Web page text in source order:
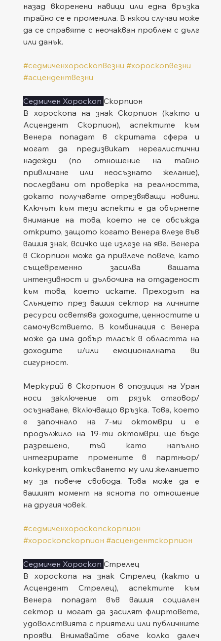
назад вкоренени навици или една връзка
трайно се е променила. В някои случаи може
да се справяте с неочакван проблем с дълг
или данък.
#седмиченхороскопвезни #хороскопвезни
#асцендентвезни
Седмичен Хороскоп Скорпион
В хороскопа на знак Скорпион (както и
Асцендент Скорпион), аспектите към
Венера попадат в скритата сфера и
могат да предизвикат нереалистични
надежди (по отношение на тайно
привличане или неосъзнато желание),
последвани от проверка на реалността,
докато получавате отрезвяващи новини.
Ключът към тези аспекти е да обърнете
внимание на това, което не се обсъжда
открито, защото когато Венера влезе във
вашия знак, всичко ще излезе на яве. Венера
в Скорпион може да привлече повече, като
същевременно засилва вашата
интензивност и дълбочина на отдаденост
към това, което искате. Преходът на
Слънцето през вашия сектор на личните
ресурси осветява доходите, ценностите и
самочувствието. В комбинация с Венера
може да има добър тласък в областта на
доходите и/или емоционалната ви
сигурност.
Меркурий в Скорпион в опозиция на Уран
носи заключение от рязък отговор/
осъзнаване, включващо връзка. Това, което
е започнало на 7-ми октомври и е
продължило на 19-ти октомври, ще бъде
разрешено, тъй като напълно
интегрирате промените в партньор/
конкурент, откъсването му или желанието
му за повече свобода. Това може да е
вашият момент на яснота по отношение
на другия човек.
#седмиченхороскопскорпион
#хороскопскорпион #асцендентскорпион
Седмичен Хороскоп Стрелец
В хороскопа на знак Стрелец (както и
Асцендент Стрелец), аспектите към
Венера попадат във вашия социален
сектор и могат да засилят флиртовете,
удоволствията с приятели или публичните
прояви. Внимавайте обаче колко далеч